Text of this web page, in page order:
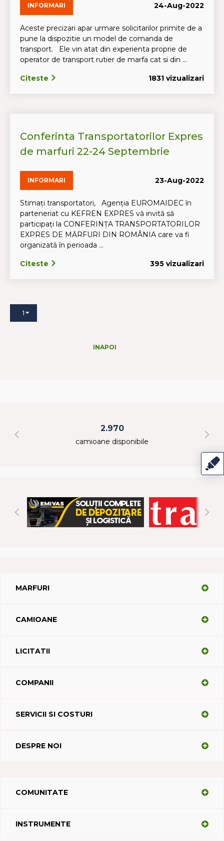
INFORMARI 24-Aug-2022
Aceste precizari apar urmare solicitarilor primite de a
pune la dispozitie un model de comanda de
transport. Ele vin atat din experienta proprie de
operator de transport rutier de marfa cat si din ...
Citeste 1831 vizualizari
Conferinta Transportatorilor Expres
de marfuri 22-24 Septembrie
INFORMARI 23-Aug-2022
Stimați transportatori, Agenția EUROMAIDEC în
parteneriat cu KEFREN EXPRES vă invită să
participați la CONFERINŢA TRANSPORTATORILOR
EXPRES DE MĂRFURI DIN ROMÂNIA care va fi
organizată în perioada ...
Citeste 395 vizualizari
1
INAPOI
2.970
camioane disponibile
MARFURI
CAMIOANE
LICITATII
COMPANII
SERVICII SI COSTURI
DESPRE NOI
COMUNITATE
INSTRUMENTE